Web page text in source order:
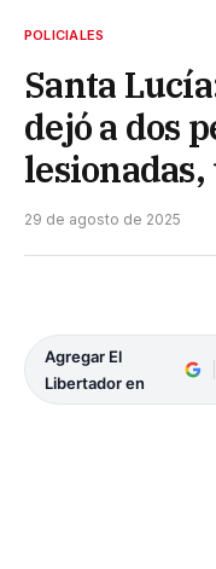
POLICIALES
Santa
dejó a dos
29 de agosto de 2025
Agregar El
Libertador en